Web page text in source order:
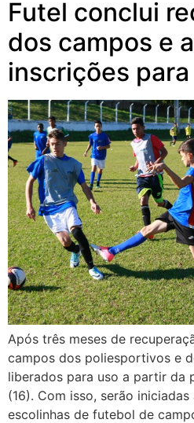
Futel conclui
dos campos e
inscrições
Após três meses de
campos dos poliesportivos e
liberados para uso a partir da
(16). Com isso, serão
escolinhas de futebol de